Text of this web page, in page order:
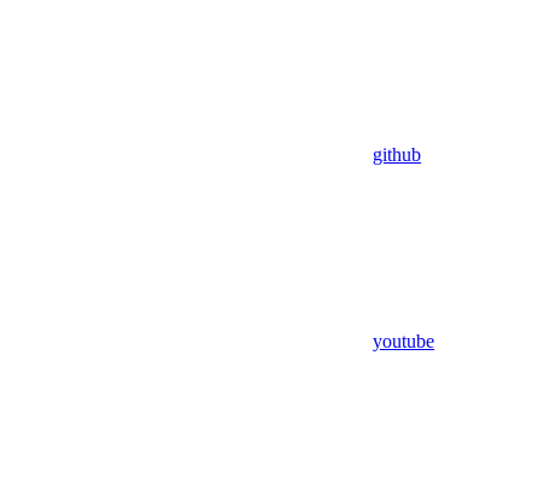
github
youtube